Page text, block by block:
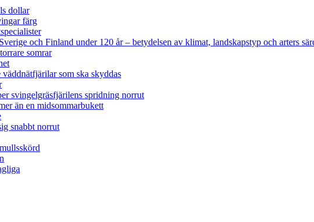
dollar
färg
och Finland under 120 år– betydelsen av klimat, landskapstyp och arters
somrar
som ska skyddas
svingelgräsfjärilens spridning norrut
än en midsommarbukett
snabbt norrut